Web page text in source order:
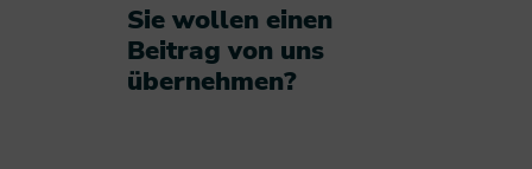
Sie wollen einen
Beitrag von uns
übernehmen?​